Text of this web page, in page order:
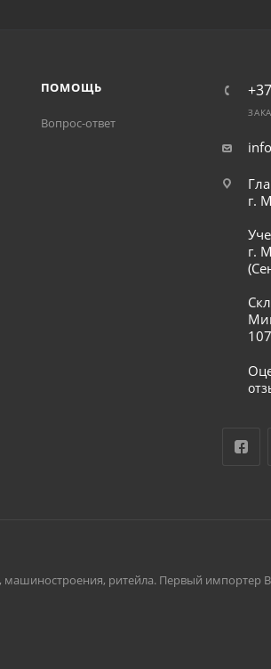
ПОМОЩЬ
Вопрос-ответ
г.
г.
ритейла. Первый импортер